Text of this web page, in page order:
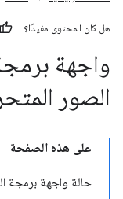
هل كان المحتوى مفيدًا؟
واجهة
الصور
على هذه الصفحة
حالة واجهة برمجة